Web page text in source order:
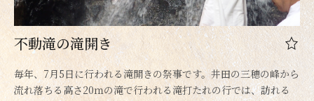
不動滝の滝開き
毎年、7月5日に行われる滝開きの祭事です。井田の三穂の峰から
流れ落ちる高さ20ｍの滝で行われる滝打たれの行では、訪れる